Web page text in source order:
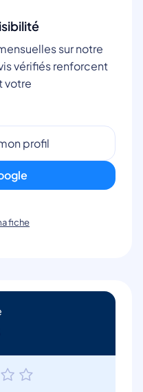
sur notre
vérifiés renforcent
votre
profil
fiche